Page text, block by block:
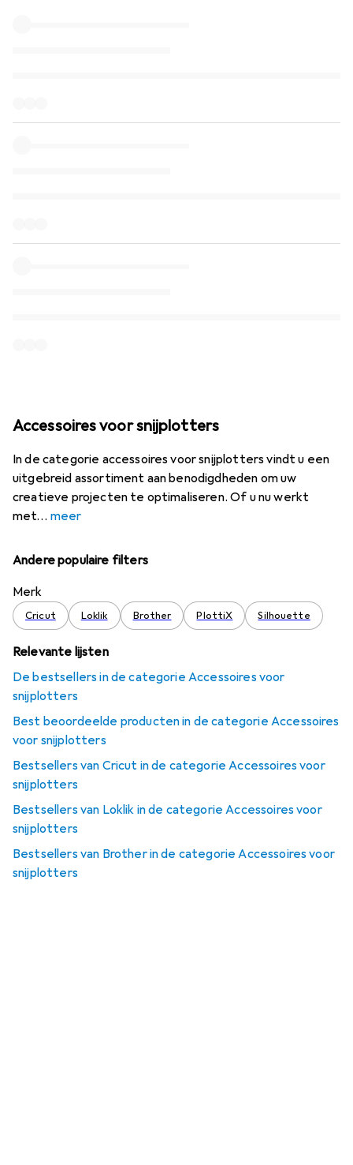
Accessoires voor snijplotters
In de categorie accessoires voor snijplotters vindt u een
uitgebreid assortiment aan benodigdheden om uw
creatieve projecten te optimaliseren. Of u nu werkt
met
meer
Andere populaire filters
Merk
Cricut Loklik Brother PlottiX Silhouette
Relevante lijsten
De bestsellers in de categorie Accessoires voor
snijplotters
Best beoordeelde producten in de categorie Accessoires
voor snijplotters
Bestsellers van Cricut in de categorie Accessoires voor
snijplotters
Bestsellers van Loklik in de categorie Accessoires voor
snijplotters
Bestsellers van Brother in de categorie Accessoires voor
snijplotters